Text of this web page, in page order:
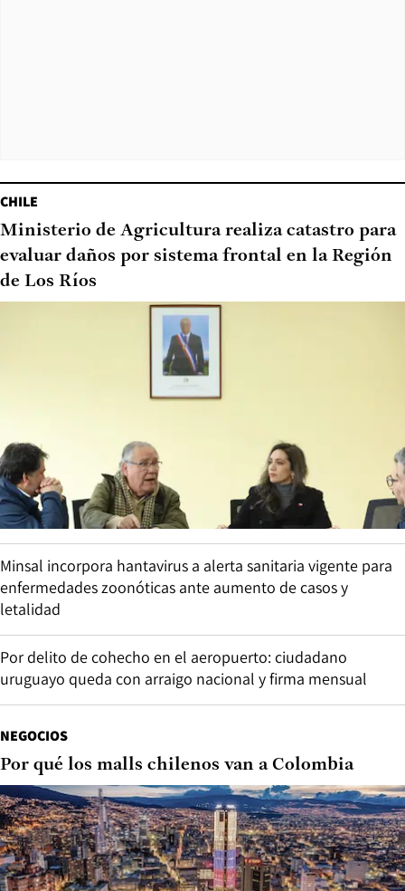
CHILE
Ministerio de Agricultura realiza catastro para
evaluar daños por sistema frontal en la Región
de Los Ríos
Minsal incorpora hantavirus a alerta sanitaria vigente para
enfermedades zoonóticas ante aumento de casos y
letalidad
Por delito de cohecho en el aeropuerto: ciudadano
uruguayo queda con arraigo nacional y firma mensual
NEGOCIOS
Por qué los malls chilenos van a Colombia